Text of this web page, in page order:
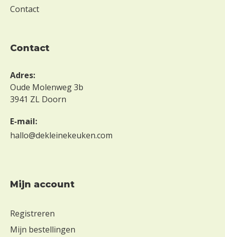
Contact
contact
Adres:
Oude Molenweg 3b
3941 ZL Doorn
E-mail:
hallo@dekleinekeuken.com
Mijn account
Registreren
Mijn bestellingen